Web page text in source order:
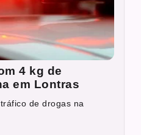
4 kg de
em Lontras
de drogas na